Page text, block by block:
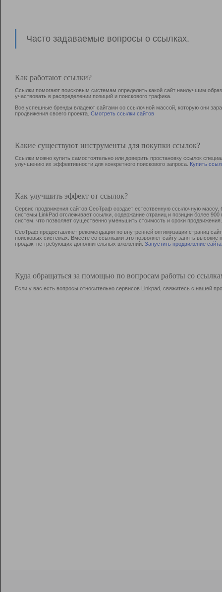
Часто задаваемые вопросы о ссылках.
Как работают ссылки?
Ссылки помогают поисковым системам определить какой сайт наилучшим
участвовать в раcпределении позиций и поискового трафика.
Все успешные бренды владеют сайтами со ссылочной массой, которую они
продвижения своего проекта. Смотреть ссылки сайтов
Какие существуют инструменты для покупки ссылок?
Ссылки можно купить самостоятельно или доверить простановку ссылок
улучшению их эффективности для конкретного поискового запроса. Купить
Как улучшить эффект от ссылок?
Сервис продвижения сайтов СеоТраф создает естественную ссылочную
системы LinkPad отслеживает ссылки, содержание страниц и позиции более
систем, что позволяет существенно уменьшить стоимость и сроки продвижения.
СеоТраф предоставляет рекомендации по внутренней оптимизации страниц
поисковых системах. Вместе со ссылками это позволяет сайту занять
продаж, не требующих дополнительных вложений. Запустить продвижение сайта
Куда обращаться за помощью по вопросам работы со
Если у вас есть вопросы относительно сервисов Linkpad, свяжитесь с нашей